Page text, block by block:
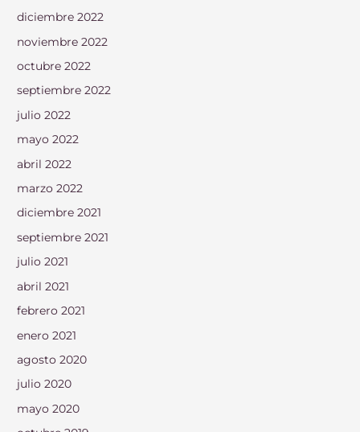
diciembre 2022
noviembre 2022
octubre 2022
septiembre 2022
julio 2022
mayo 2022
abril 2022
marzo 2022
diciembre 2021
septiembre 2021
julio 2021
abril 2021
febrero 2021
enero 2021
agosto 2020
julio 2020
mayo 2020